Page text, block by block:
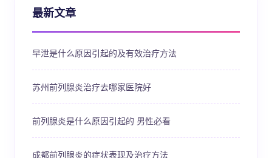
最新文章
早泄是什么原因引起的及有效治疗方法
苏州前列腺炎治疗去哪家医院好
前列腺炎是什么原因引起的 男性必看
成都前列腺炎的症状表现及治疗方法